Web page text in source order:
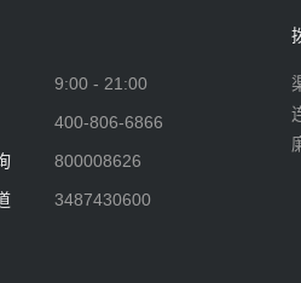
9:00 - 21:00
400-806-6866
800008626
3487430600